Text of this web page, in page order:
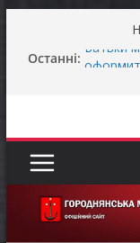
Останні: Батьки
прав
Захищай